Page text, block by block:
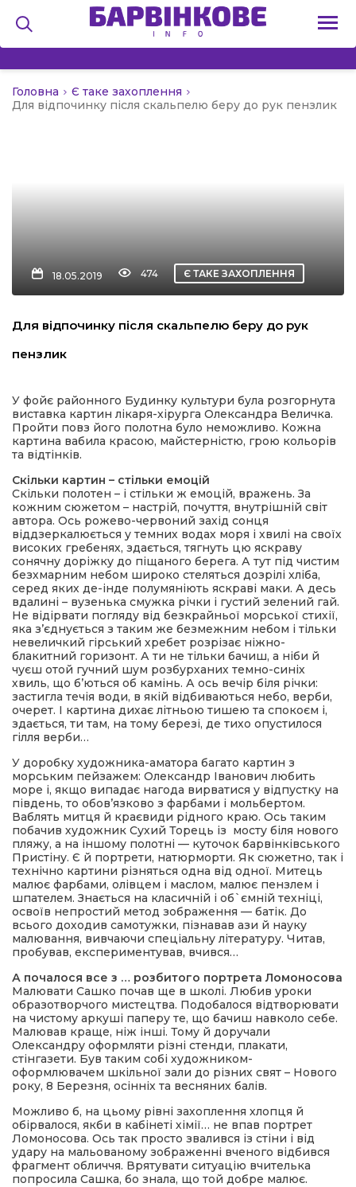
Головна
Є таке захоплення
Для відпочинку після скальпелю беру до рук пензлик
18.05.2019 474 Є ТАКЕ ЗАХОПЛЕННЯ
Для відпочинку після скальпелю беру до рук
пензлик
У фойє районного Будинку культури була розгорнута
виставка картин лікаря-хірурга Олександра Величка.
Пройти повз його полотна було неможливо. Кожна
картина вабила красою, майстерністю, грою кольорів
та відтінків.
Скільки картин – стільки емоцій
Скільки полотен – і стільки ж емоцій, вражень. За
кожним сюжетом – настрій, почуття, внутрішній світ
автора. Ось рожево-червоний захід сонця
віддзеркалюється у темних водах моря і хвилі на своїх
високих гребенях, здається, тягнуть цю яскраву
сонячну доріжку до піщаного берега. А тут під чистим
безхмарним небом широко стеляться дозрілі хліба,
серед яких де-інде полумяніють яскраві маки. А десь
вдалині – вузенька смужка річки і густий зелений гай.
Не відірвати погляду від безкрайньої морської стихії,
яка з’єднується з таким же безмежним небом і тільки
невеличкий гірський хребет розрізає ніжно-
блакитний горизонт. А ти не тільки бачиш, а ніби й
чуєш отой гучний шум розбурханих темно-синіх
хвиль, що б’ються об камінь. А ось вечір біля річки:
застигла течія води, в якій відбиваються небо, верби,
очерет. І картина дихає літньою тишею та спокоєм і,
здається, ти там, на тому березі, де тихо опустилося
гілля верби…
У доробку художника-аматора багато картин з
морським пейзажем: Олександр Іванович любить
море і, якщо випадає нагода вирватися у відпустку на
південь, то обов’язково з фарбами і мольбертом.
Ваблять митця й краєвиди рідного краю. Ось таким
побачив художник Сухий Торець із мосту біля нового
пляжу, а на іншому полотні — куточок барвінківського
Пристіну. Є й портрети, натюрморти. Як сюжетно, так і
технічно картини різняться одна від одної. Митець
малює фарбами, олівцем і маслом, малює пензлем і
шпателем. Знається на класичній і об`ємній техніці,
освоїв непростий метод зображення — батік. До
всього доходив самотужки, пізнавав ази й науку
малювання, вивчаючи спеціальну літературу. Читав,
пробував, експериментував, вчився…
А почалося все з … розбитого портрета Ломоносова
Малювати Сашко почав ще в школі. Любив уроки
образотворчого мистецтва. Подобалося відтворювати
на чистому аркуші паперу те, що бачиш навколо себе.
Малював краще, ніж інші. Тому й доручали
Олександру оформляти різні стенди, плакати,
стінгазети. Був таким собі художником-
оформлювачем шкільної зали до різних свят – Нового
року, 8 Березня, осінніх та весняних балів.
Можливо б, на цьому рівні захоплення хлопця й
обірвалося, якби в кабінеті хімії… не впав портрет
Ломоносова. Ось так просто звалився із стіни і від
удару на мальованому зображенні вченого відбився
фрагмент обличчя. Врятувати ситуацію вчителька
попросила Сашка, бо знала, що той добре малює.